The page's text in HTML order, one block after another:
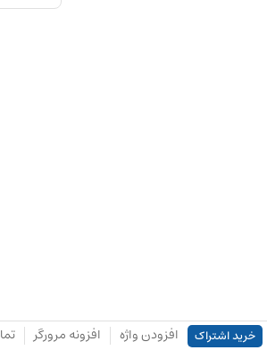
خرید اشتراک افزودن واژه افزونه مرورگر